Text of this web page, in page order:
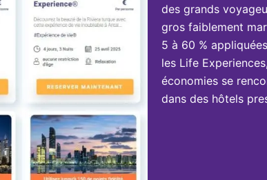
des grands
gros faiblement
5 à 60 %
les Life
économies se
dans des hôtels